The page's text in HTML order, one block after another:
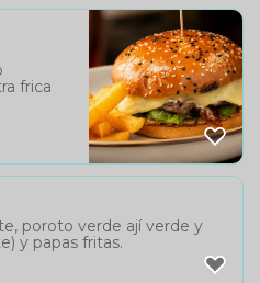
frica
poroto verde ají verde y
y papas fritas.